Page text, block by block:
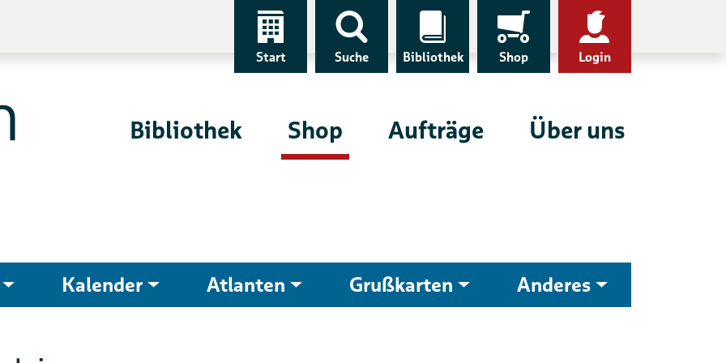
Start Suche Bibliothek Shop Login
Bibliothek Shop Aufträge Über uns
Kalender Atlanten Grußkarten Anderes